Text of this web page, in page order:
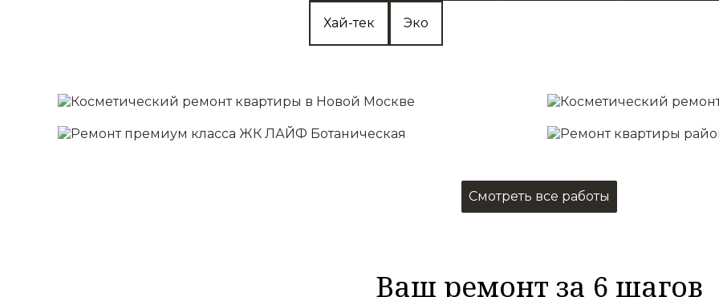
Перепланировка помещений
Монтаж окон и дверей
Хай-тек Эко
Смотреть все работы
Ваш ремонт за 6 шагов